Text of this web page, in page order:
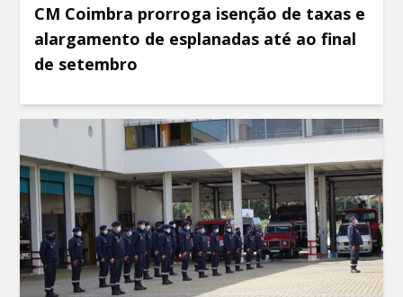
CM Coimbra prorroga isenção de taxas e
alargamento de esplanadas até ao final
de setembro